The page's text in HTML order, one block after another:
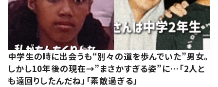
中学生の時に出会うも“別々の道を歩んでいた”男女。
しかし10年後の現在→”まさかすぎる姿”に…「2人と
も遠回りしたんだね」「素敵過ぎる」